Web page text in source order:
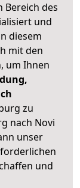
Bereich des
und
diesem
mit den
um Ihnen
zu
nach Novi
unser
und